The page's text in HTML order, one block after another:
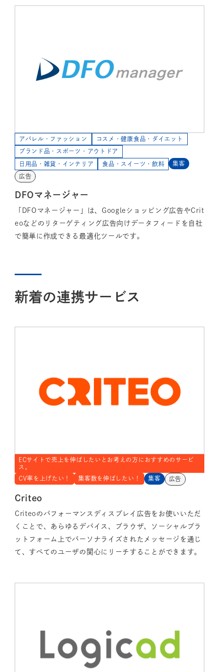
アパレル・ファッション コスメ・健康食品・ダイエット
ブランド品・スポーツ・アウトドア
日用品・雑貨・インテリア 食品・スイーツ・飲料 集客
広告
DFOマネージャー
「DFOマネージャー」は、Googleショッピング広告やCrit
eoなどのリターゲティング広告向けデータフィードを自社
で簡単に作成できる最適化ツールです。
新着の連携サービス
ECサイトで売上を伸ばしたいとお考えの方におすすめのサービ
ス。
CV率を上げたい！
集客数を伸ばしたい！ 集客 広告
Criteo
Criteoのパフォーマンスディスプレイ広告をお使いいただ
くことで、あらゆるデバイス、ブラウザ、ソーシャルプラ
ットフォーム上でパーソナライズされたメッセージを通じ
て、すべてのユーザの関心にリーチすることができます。